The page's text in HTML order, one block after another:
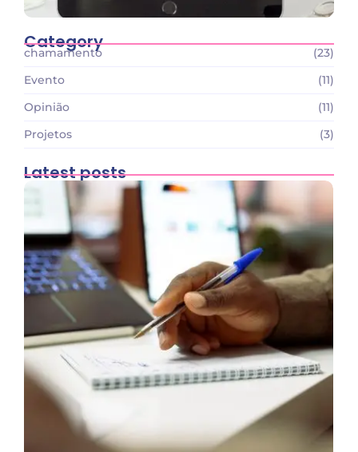
Category
chamamento
(23)
Evento
(11)
Opinião
(11)
Projetos
(3)
Latest posts